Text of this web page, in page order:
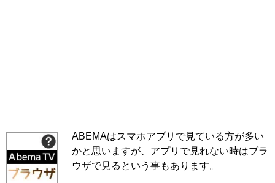
ABEMAはスマホアプリで見ている方が多い
かと思いますが、アプリで見れない時はブラ
ウザで見るという事もあります。